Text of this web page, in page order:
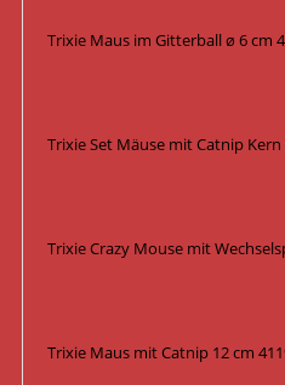
Trixie Maus im Gitterball ø 6 cm
Trixie Set Mäuse mit Catnip Kern
Trixie Crazy Mouse mit
Trixie Maus mit Catnip 12 cm